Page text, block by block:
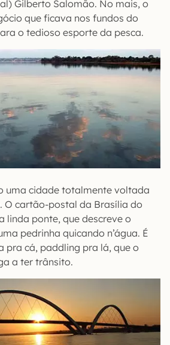
Gilberto Salomão. No mais, o
que ficava nos fundos do
o tedioso esporte da pesca.
uma cidade totalmente voltada
O cartão-postal da Brasília do
linda ponte, que descreve o
pedrinha quicando n’água. É
pra cá, paddling pra lá, que o
a ter trânsito.